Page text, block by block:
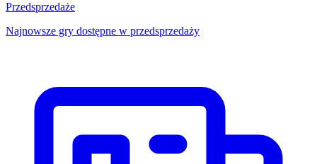
Przedsprzedaże
Najnowsze gry dostępne w przedsprzedaży